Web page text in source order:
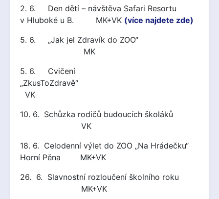
2. 6. Den dětí – návštěva Safari Resortu
v Hluboké u B. MK+VK (více najdete zde)
5. 6. „Jak jel Zdravík do ZOO“
MK
5. 6. Cvičení
„ZkusToZdravě“
VK
10. 6. Schůzka rodičů budoucích školáků
VK
18. 6. Celodenní výlet do ZOO „Na Hrádečku“
Horní Pěna MK+VK
26. 6. Slavnostní rozloučení školního roku
MK+VK